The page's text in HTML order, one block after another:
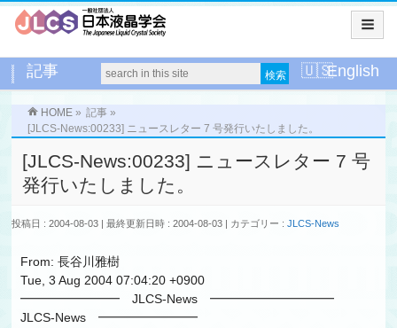
記事 English
HOME » 記事 »
[JLCS-News:00233] ニュースレター 7 号発行いたしました。
[JLCS-News:00233] ニュースレター 7 号
発行いたしました。
投稿日 : 2004-08-03 最終更新日時 : 2004-08-03 カテゴリー :JLCS-News
From: 長谷川雅樹
Tue, 3 Aug 2004 07:04:20 +0900
━━━━━━━━ JLCS-News ━━━━━━━━━━
JLCS-News ━━━━━━━━